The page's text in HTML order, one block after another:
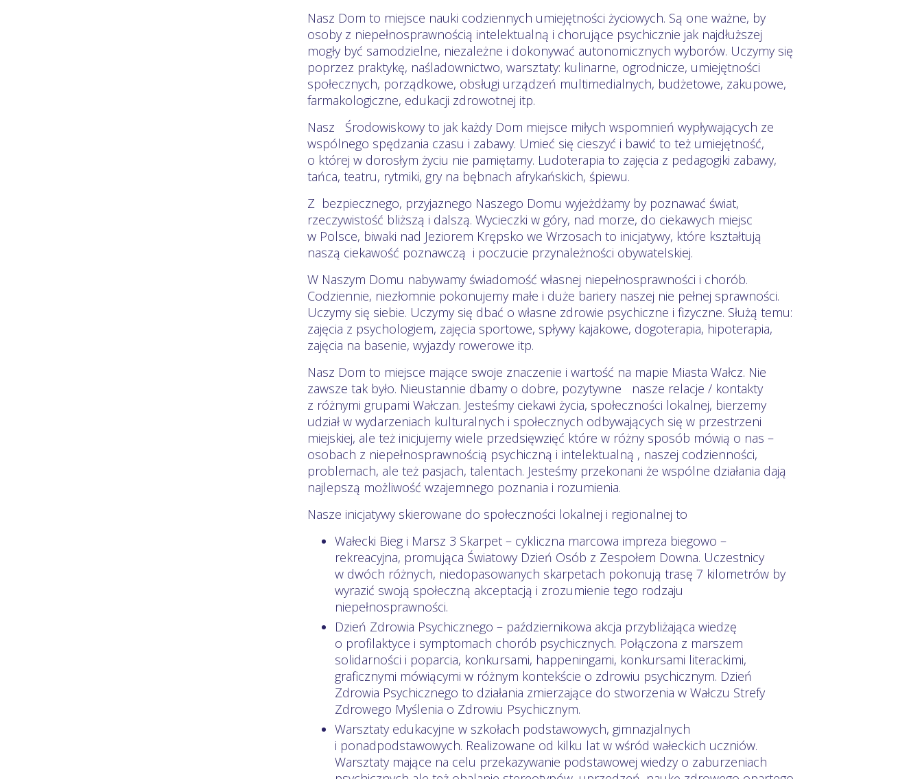
Nasz Dom to miejsce nauki codziennych umiejętności życiowych. Są one ważne, by
osoby z niepełnosprawnością intelektualną i chorujące psychicznie jak najdłuższej
mogły być samodzielne, niezależne i dokonywać autonomicznych wyborów. Uczymy się
poprzez praktykę, naśladownictwo, warsztaty: kulinarne, ogrodnicze, umiejętności
społecznych, porządkowe, obsługi urządzeń multimedialnych, budżetowe, zakupowe,
farmakologiczne, edukacji zdrowotnej itp.
Nasz Środowiskowy to jak każdy Dom miejsce miłych wspomnień wypływających ze
wspólnego spędzania czasu i zabawy. Umieć się cieszyć i bawić to też umiejętność,
o której w dorosłym życiu nie pamiętamy. Ludoterapia to zajęcia z pedagogiki zabawy,
tańca, teatru, rytmiki, gry na bębnach afrykańskich, śpiewu.
Z bezpiecznego, przyjaznego Naszego Domu wyjeżdżamy by poznawać świat,
rzeczywistość bliższą i dalszą. Wycieczki w góry, nad morze, do ciekawych miejsc
w Polsce, biwaki nad Jeziorem Krępsko we Wrzosach to inicjatywy, które kształtują
naszą ciekawość poznawczą i poczucie przynależności obywatelskiej.
W Naszym Domu nabywamy świadomość własnej niepełnosprawności i chorób.
Codziennie, niezłomnie pokonujemy małe i duże bariery naszej nie pełnej sprawności.
Uczymy się siebie. Uczymy się dbać o własne zdrowie psychiczne i fizyczne. Służą temu:
zajęcia z psychologiem, zajęcia sportowe, spływy kajakowe, dogoterapia, hipoterapia,
zajęcia na basenie, wyjazdy rowerowe itp.
Nasz Dom to miejsce mające swoje znaczenie i wartość na mapie Miasta Wałcz. Nie
zawsze tak było. Nieustannie dbamy o dobre, pozytywne nasze relacje / kontakty
z różnymi grupami Wałczan. Jesteśmy ciekawi życia, społeczności lokalnej, bierzemy
udział w wydarzeniach kulturalnych i społecznych odbywających się w przestrzeni
miejskiej, ale też inicjujemy wiele przedsięwzięć które w różny sposób mówią o nas –
osobach z niepełnosprawnością psychiczną i intelektualną , naszej codzienności,
problemach, ale też pasjach, talentach. Jesteśmy przekonani że wspólne działania dają
najlepszą możliwość wzajemnego poznania i rozumienia.
Nasze inicjatywy skierowane do społeczności lokalnej i regionalnej to
Wałecki Bieg i Marsz 3 Skarpet – cykliczna marcowa impreza biegowo –
rekreacyjna, promująca Światowy Dzień Osób z Zespołem Downa. Uczestnicy
w dwóch różnych, niedopasowanych skarpetach pokonują trasę 7 kilometrów by
wyrazić swoją społeczną akceptacją i zrozumienie tego rodzaju
niepełnosprawności.
Dzień Zdrowia Psychicznego – październikowa akcja przybliżająca wiedzę
o profilaktyce i symptomach chorób psychicznych. Połączona z marszem
solidarności i poparcia, konkursami, happeningami, konkursami literackimi,
graficznymi mówiącymi w różnym kontekście o zdrowiu psychicznym. Dzień
Zdrowia Psychicznego to działania zmierzające do stworzenia w Wałczu Strefy
Zdrowego Myślenia o Zdrowiu Psychicznym.
Warsztaty edukacyjne w szkołach podstawowych, gimnazjalnych
i ponadpodstawowych. Realizowane od kilku lat w wśród wałeckich uczniów.
Warsztaty mające na celu przekazywanie podstawowej wiedzy o zaburzeniach